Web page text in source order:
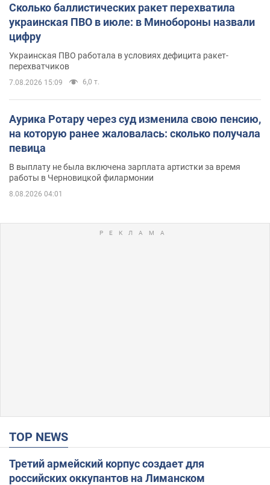
Сколько баллистических ракет перехватила
украинская ПВО в июле: в Минобороны назвали
цифру
Украинская ПВО работала в условиях дефицита ракет-
перехватчиков
7.08.2026 15:09 6,0 т.
Аурика Ротару через суд изменила свою пенсию,
на которую ранее жаловалась: сколько получала
певица
В выплату не была включена зарплата артистки за время
работы в Черновицкой филармонии
8.08.2026 04:01
TOP NEWS
Третий армейский корпус создает для
российских оккупантов на Лиманском